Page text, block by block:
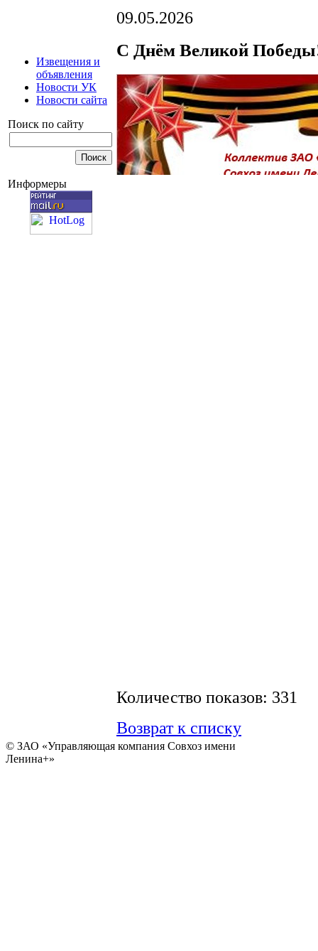
Извещения и
объявления
Новости УК
Новости сайта
Поиск по сайту
Информеры
09.05.2026
С Днём Великой
Количество показов: 331
Возврат к списку
© ЗАО «Управляющая компания Совхоз имени
Ленина+»